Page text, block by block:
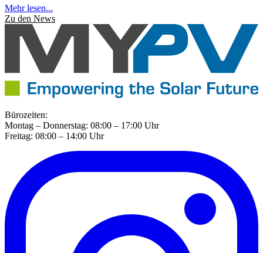
Mehr lesen...
Zu den News
Bürozeiten:
Montag – Donnerstag: 08:00 – 17:00 Uhr
Freitag: 08:00 – 14:00 Uhr